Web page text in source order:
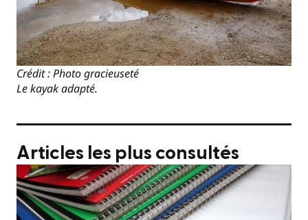
Crédit : Photo gracieuseté
Le kayak adapté.
Articles les plus consultés